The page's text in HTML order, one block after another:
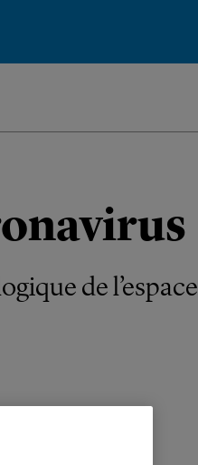
de l’espace